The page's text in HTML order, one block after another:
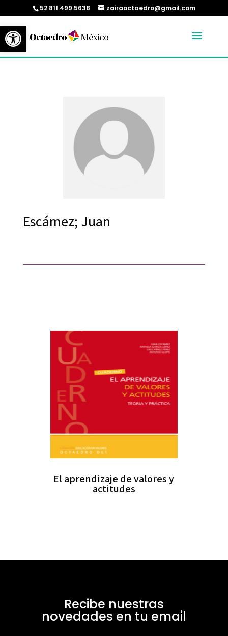
Abrir barra de herramientas
52 811.499.5638 zairaoctaedro@gmail.com
Escámez; Juan
El aprendizaje de valores y
actitudes
Recibe nuestras
novedades en tu email